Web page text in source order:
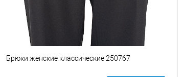
Брюки женские классические 250767